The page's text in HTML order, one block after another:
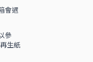
會遇
參
生紙